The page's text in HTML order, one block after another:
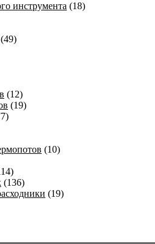
инструмента (18)
(49)
(12)
(19)
(10)
(136)
(19)